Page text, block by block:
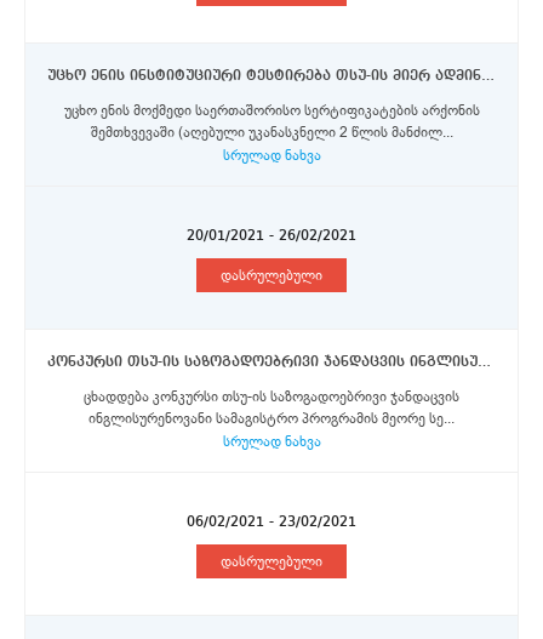
უცხო ენის ინსტიტუციური ტესტირება თსუ-ის მიერ ადმინისტრირებულ გაცვლით პროგრამებში მონაწილეობის მსურველი სტუდენტებისათვის
უცხო ენის მოქმედი საერთაშორისო სერტიფიკატების არქონის
შემთხვევაში (აღებული უკანასკნელი 2 წლის მანძილ...
სრულად ნახვა
20/01/2021 - 26/02/2021
დასრულებული
კონკურსი თსუ-ის საზოგადოებრივი ჯანდაცვის ინგლისურენოვანი სამაგისტრო პროგრამის სტუდენტებისათვის ტრომსოს უნივერსიტეტში - ნორვეგიის არქტიკის უნივერსიტეტში სასწავლო სტიპენდიის მოსაპოვებლად
ცხადდება კონკურსი თსუ-ის საზოგადოებრივი ჯანდაცვის
ინგლისურენოვანი სამაგისტრო პროგრამის მეორე სე...
სრულად ნახვა
06/02/2021 - 23/02/2021
დასრულებული